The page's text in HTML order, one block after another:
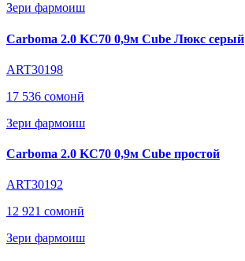
Зери фармоиш
Carboma 2.0 KC70 0,9м Cube Люкс серый
ART30198
17 536 сомонӣ
Зери фармоиш
Carboma 2.0 KC70 0,9м Cube простой
ART30192
12 921 сомонӣ
Зери фармоиш